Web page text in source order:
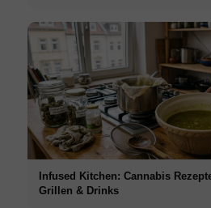
Infused Kitchen: Cannabis
Grillen & Drinks